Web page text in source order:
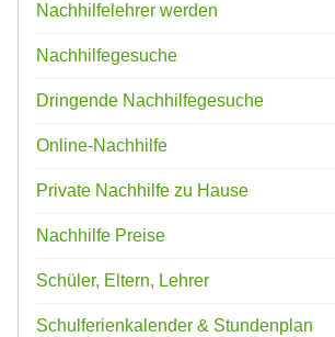
Nachhilfelehrer werden
Nachhilfegesuche
Dringende Nachhilfegesuche
Online-Nachhilfe
Private Nachhilfe zu Hause
Nachhilfe Preise
Schüler, Eltern, Lehrer
Schulferienkalender & Stundenplan